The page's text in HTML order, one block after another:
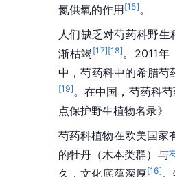
氮供氧的作用[15] 。
人们缺乏对芍药科野生
渐枯竭 [17][18] 。2011
中，芍药科中的希腊芍
[19] 。在中国 ，芍药科
点保护野生植物名录》
芍药科植物在欧美国家
的牡丹（木本类群）与
久，文化底蕴深厚[16]